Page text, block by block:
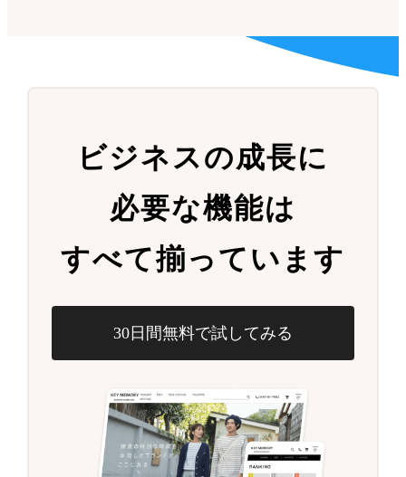
ビジネスの成長に
必要な機能は
すべて揃っています
30日間無料で試してみる